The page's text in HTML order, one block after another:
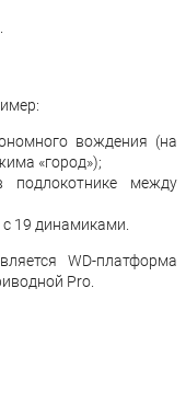
вождения (на
«город»);
между
19 динамиками.
WD-платформа
Pro.